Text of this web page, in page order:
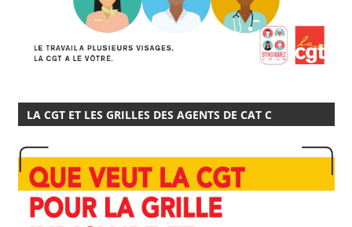
LA CGT ET LES GRILLES DES AGENTS DE CAT C